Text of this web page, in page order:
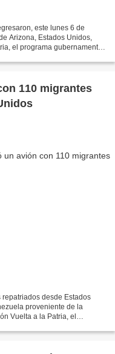
este lunes 6 de
Arizona, Estados Unidos,
el programa gubernamental
110 migrantes
desde Estados
proveniente de la
Vuelta a la Patria, el